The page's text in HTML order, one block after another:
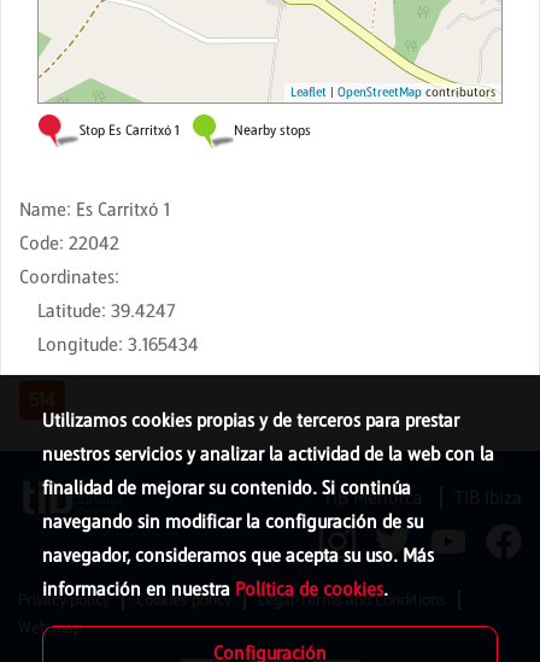
Name: Es Carritxó 1
Code: 22042
Coordinates:
Latitude: 39.4247
Longitude: 3.165434
Utilizamos cookies propias y de terceros para prestar
nuestros servicios y analizar la actividad de la web con la
finalidad de mejorar su contenido. Si continúa
navegando sin modificar la configuración de su
navegador, consideramos que acepta su uso. Más
información en nuestra Política de cookies.
Configuración
TIB Menorca
Privacy policy Cookies policy
Legal Terms and Conditions
Web map